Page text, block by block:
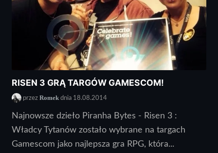
RISEN 3 GRĄ TARGÓW GAMESCOM!
przez Romek dnia 18.08.2014
Najnowsze dzieło Piranha Bytes - Risen 3 :
Władcy Tytanów zostało wybrane na targach
Gamescom jako najlepsza gra RPG, która...